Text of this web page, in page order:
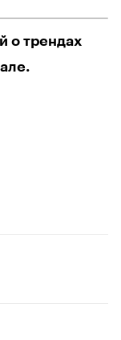
о трендах